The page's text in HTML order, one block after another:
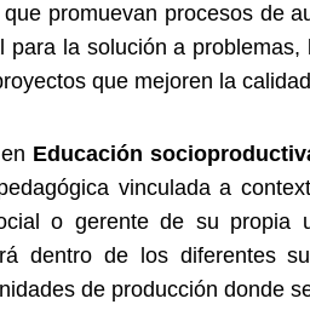
promuevan procesos de
para la solución a
que mejoren la
Educación
vinculada a
o gerente de su propia
dentro de los diferentes
de producción donde